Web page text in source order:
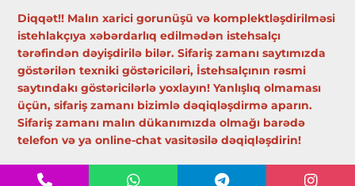
Diqqət!! Malın xarici gorunüşü və komplektləşdirilməsi
istehlakçıya xəbərdarlıq edilmədən istehsalçı
tərəfindən dəyişdirilə bilər. Sifariş zamanı saytımızda
göstərilən texniki göstəriciləri, İstehsalçının rəsmi
saytındakı göstəricilərlə yoxlayın! Yanlışlıq olmaması
üçün, sifariş zamanı bizimlə dəqiqləşdirmə aparın.
Sifariş zamanı malın dükanımızda olmağı barədə
telefon və ya online-chat vasitəsilə dəqiqləşdirin!